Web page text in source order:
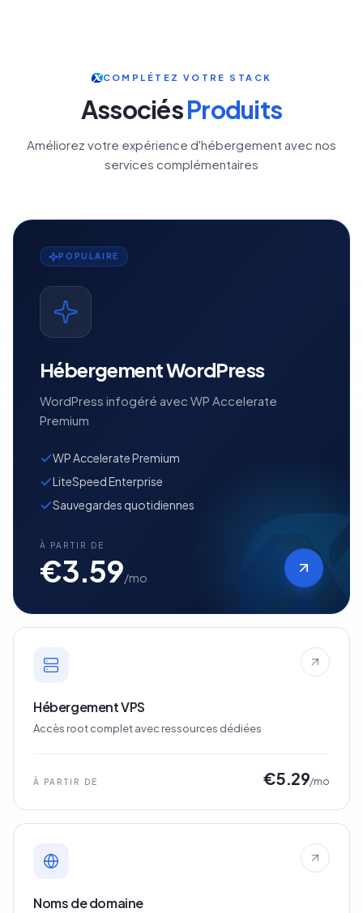
COMPLÉTEZ VOTRE STACK
AssociésProduits
Améliorez votre expérience d'hébergement avec nos
services complémentaires
POPULAIRE
Hébergement WordPress
WordPress infogéré avec WP Accelerate
Premium
WP Accelerate Premium
LiteSpeed Enterprise
Sauvegardes quotidiennes
À PARTIR DE
€3.59/mo
Hébergement VPS
Accès root complet avec ressources dédiées
À PARTIR DE €5.29/mo
Noms de domaine